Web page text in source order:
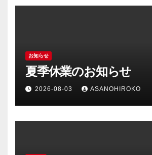
お知らせ
夏季休業のお知らせ
2026-08-03 ASANOHIROKO